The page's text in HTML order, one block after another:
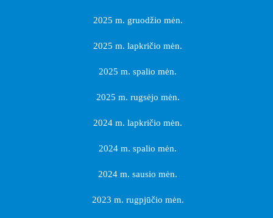
2025 m. gruodžio mėn.
2025 m. lapkričio mėn.
2025 m. spalio mėn.
2025 m. rugsėjo mėn.
2024 m. lapkričio mėn.
2024 m. spalio mėn.
2024 m. sausio mėn.
2023 m. rugpjūčio mėn.